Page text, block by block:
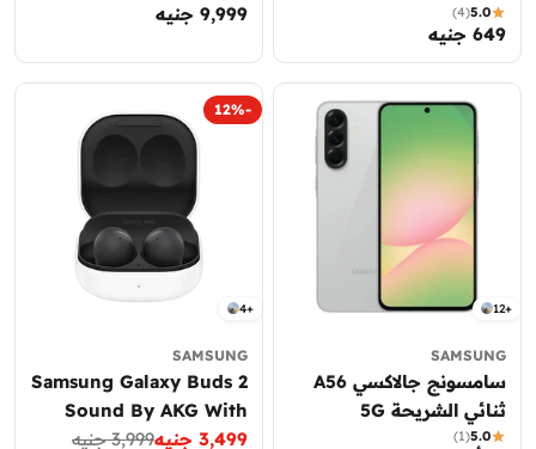
5.0
(4)
السعر
العادي
649 جنيه
165Hz Curved Gaming
السعر
9,999 جنيه
12+
SAMSUNG
سامسونج جالاكسي A56
ثنائي الشريحة 5G
5.0
(1)
-12%
4+
SAMSUNG
Samsung Galaxy Buds 2
Sound By AKG With
Active Noise Canceling
سعر
3,499 جنيه
السعر
3,999 جنيه